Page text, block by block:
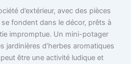
d’extérieur, avec des pièces
fondent dans le décor, prêts à
impromptue. Un mini-potager
jardinières d’herbes aromatiques
être une activité ludique et